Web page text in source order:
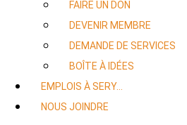
FAIRE UN DON
DEVENIR MEMBRE
DEMANDE DE SERVICES
BOÎTE À IDÉES
EMPLOIS À SERY…
NOUS JOINDRE